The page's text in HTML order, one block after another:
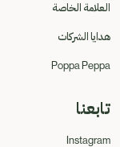
العلامة الخاصة
هدايا الشركات
Poppa Peppa
تابعنا
Instagram